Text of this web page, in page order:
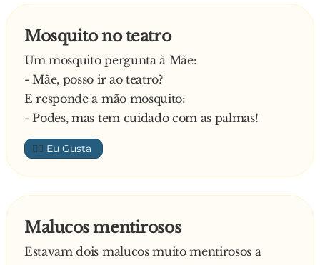
Mosquito no teatro
Um mosquito pergunta à Mãe:
- Mãe, posso ir ao teatro?
E responde a mão mosquito:
- Podes, mas tem cuidado com as palmas!
👍🏼
Malucos mentirosos
Estavam dois malucos muito mentirosos a